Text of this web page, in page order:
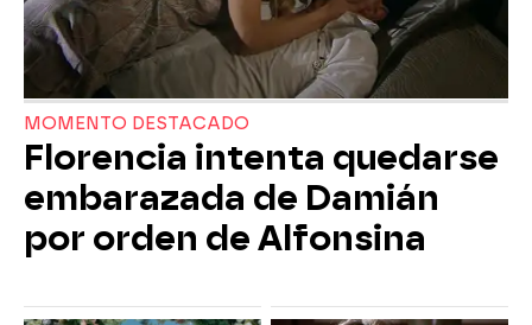
MOMENTO DESTACADO
Florencia intenta quedarse
embarazada de Damián
por orden de Alfonsina